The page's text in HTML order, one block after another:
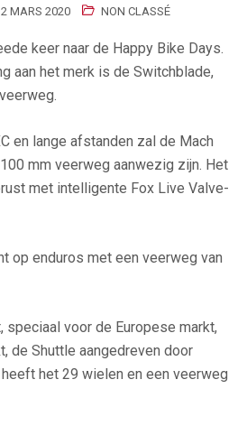
MARS 2020 NON CLASSÉ
keer naar de Happy Bike Days.
aan het merk is de Switchblade,
en lange afstanden zal de Mach
mm veerweg aanwezig zijn. Het
met intelligente Fox Live Valve-
op enduros met een veerweg van
voor de Europese markt,
de Shuttle aangedreven door
het 29 wielen en een veerweg